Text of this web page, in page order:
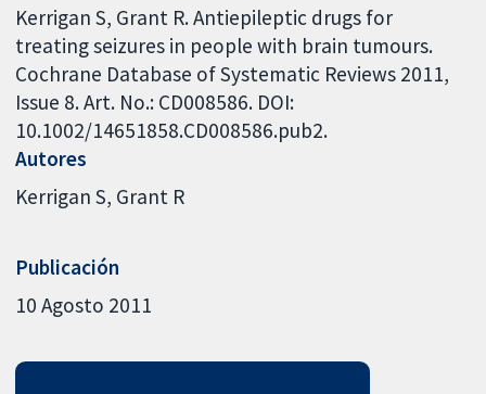
Kerrigan S, Grant R. Antiepileptic drugs for
treating seizures in people with brain tumours.
Cochrane Database of Systematic Reviews 2011,
Issue 8. Art. No.: CD008586. DOI:
10.1002/14651858.CD008586.pub2.
Autores
Kerrigan S Grant R
Publicación
10 Agosto 2011